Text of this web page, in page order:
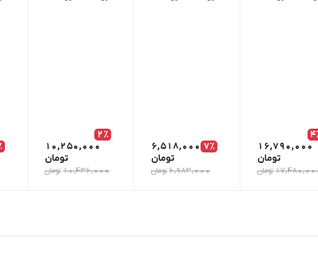
16,790,000
تومان
تومان
7٪ 6,518,000
تومان
6,983,000 تومان
2٪
10,250,000
تومان
10,436,000 تومان